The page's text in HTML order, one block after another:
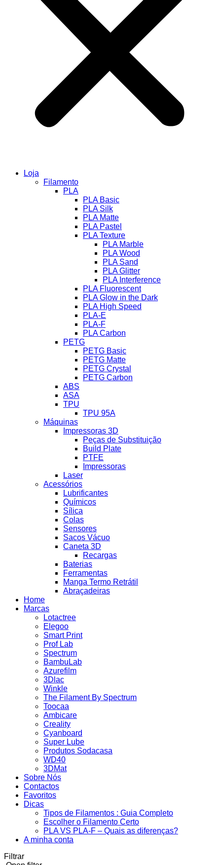
Loja
Filamento
PLA
PLA Basic
PLA Silk
PLA Matte
PLA Pastel
PLA Texture
PLA Marble
PLA Wood
PLA Sand
PLA Glitter
PLA Interference
PLA Fluorescent
PLA Glow in the Dark
PLA High Speed
PLA-E
PLA-F
PLA Carbon
PETG
PETG Basic
PETG Matte
PETG Crystal
PETG Carbon
ABS
ASA
TPU
TPU 95A
Máquinas
Impressoras 3D
Peças de Substituição
Build Plate
PTFE
Impressoras
Laser
Acessórios
Lubrificantes
Químicos
Sílica
Colas
Sensores
Sacos Vácuo
Caneta 3D
Recargas
Baterias
Ferramentas
Manga Termo Retrátil
Abraçadeiras
Home
Marcas
Lotactree
Elegoo
Smart Print
Prof Lab
Spectrum
BambuLab
Azurefilm
3Dlac
Winkle
The Filament By Spectrum
Toocaa
Ambicare
Creality
Cyanboard
Super Lube
Produtos Sodacasa
WD40
3DMat
Sobre Nós
Contactos
Favoritos
Dicas
Tipos de Filamentos : Guia Completo
Escolher o Filamento Certo
PLA VS PLA-F – Quais as diferenças?
A minha conta
Filtrar